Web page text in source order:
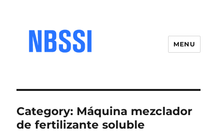
MENU
Category: Máquina mezclador
de fertilizante soluble